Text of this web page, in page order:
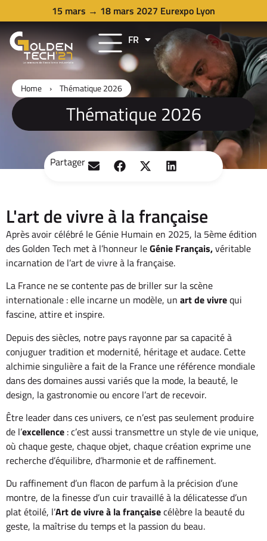
15 mars → 18 mars 2027 Eurexpo Lyon
FR
EN
Home › Thématique 2026
Thématique 2026
Partager
L'art de vivre à la française
Après avoir célébré le Génie Humain en 2025, la 5ème édition
des Golden Tech met à l’honneur leGénie Français,véritable
incarnation de l’art de vivre à la française.
La France ne se contente pas de briller sur la scène
internationale : elle incarne un modèle, un art de vivrequi
fascine, attire et inspire.
Depuis des siècles, notre pays rayonne par sa capacité à
conjuguer tradition et modernité, héritage et audace. Cette
alchimie singulière a fait de la France une référence mondiale
dans des domaines aussi variés que la mode, la beauté, le
design, la gastronomie ou encore l’art de recevoir.
Être leader dans ces univers, ce n’est pas seulement produire
de l’excellence : c’est aussi transmettre un style de vie unique,
où chaque geste, chaque objet, chaque création exprime une
recherche d’équilibre, d’harmonie et de raffinement.
Du raffinement d’un flacon de parfum à la précision d’une
montre, de la finesse d’un cuir travaillé à la délicatesse d’un
plat étoilé, l’Art de vivre à la françaisecélèbre la beauté du
geste, la maîtrise du temps et la passion du beau.